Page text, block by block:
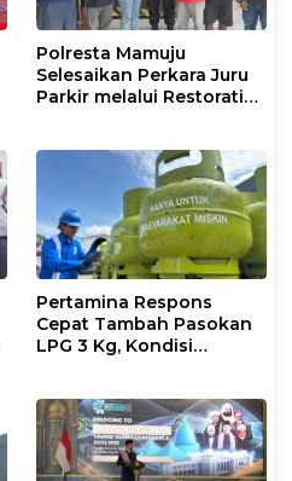
Polresta Mamuju
Selesaikan Perkara Juru
Parkir melalui Restorative
Pertamina Respons
Cepat Tambah Pasokan
LPG 3 Kg, Kondisi